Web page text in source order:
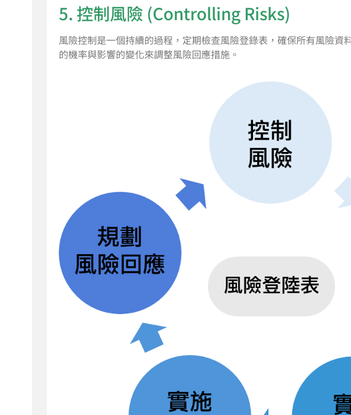
5. 控制風險 (Controlling Risks)
風險控制是一個持續的過程，定期檢查風險登錄表，確保所有風險資
的機率與影響的變化來調整風險回應措施。